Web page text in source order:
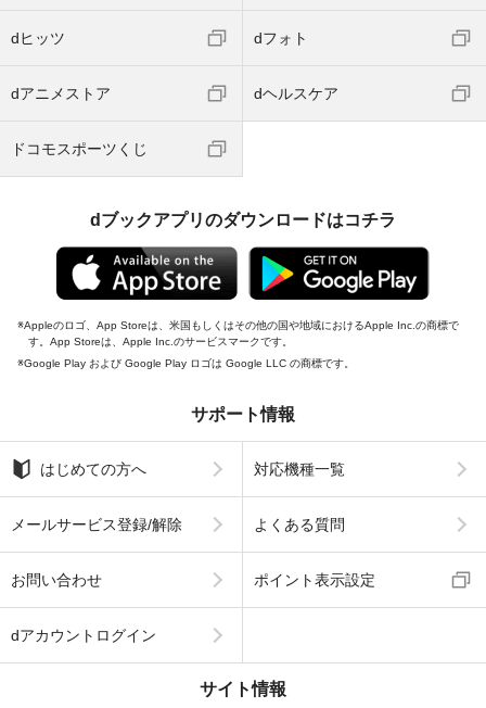
dヒッツ dフォト
dアニメストア dヘルスケア
ドコモスポーツくじ
dブックアプリのダウンロードはコチラ
Appleのロゴ、App Storeは、米国もしくはその他の国や地域におけるApple Inc.の商標で
す。App Storeは、Apple Inc.のサービスマークです。
Google Play および Google Play ロゴは Google LLC の商標です。
サポート情報
はじめての方へ 対応機種一覧
メールサービス登録/解除 よくある質問
お問い合わせ ポイント表示設定
dアカウントログイン
サイト情報